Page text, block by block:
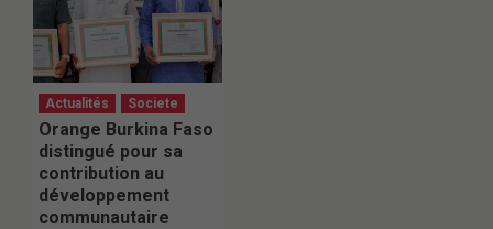
Actualités Societe
Orange Burkina Faso
distingué pour sa
contribution au
développement
communautaire